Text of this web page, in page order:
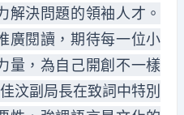
解決問題的領袖人才。
廣閱讀，期待每一位小
量，為自己開創不一樣
汶副局長在致詞中特別